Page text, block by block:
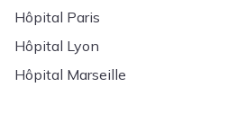
Hôpital Paris
Hôpital Lyon
Hôpital Marseille